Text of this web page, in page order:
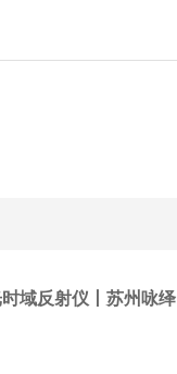
域反射仪丨苏州咏绎